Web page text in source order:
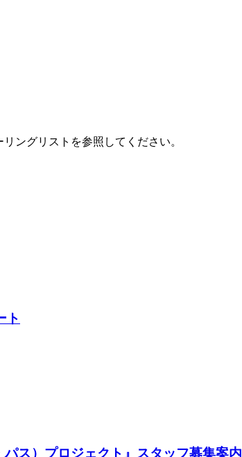
ングリストを参照してください。
ト
ス）プロジェクト』スタッフ募集案内